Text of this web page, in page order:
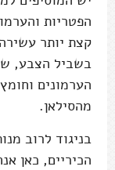
הפטריות
קצת יותר
בשביל הצבע,
הערמונים
מהסילאן.
בניגוד לרוב
הכיריים, כאן